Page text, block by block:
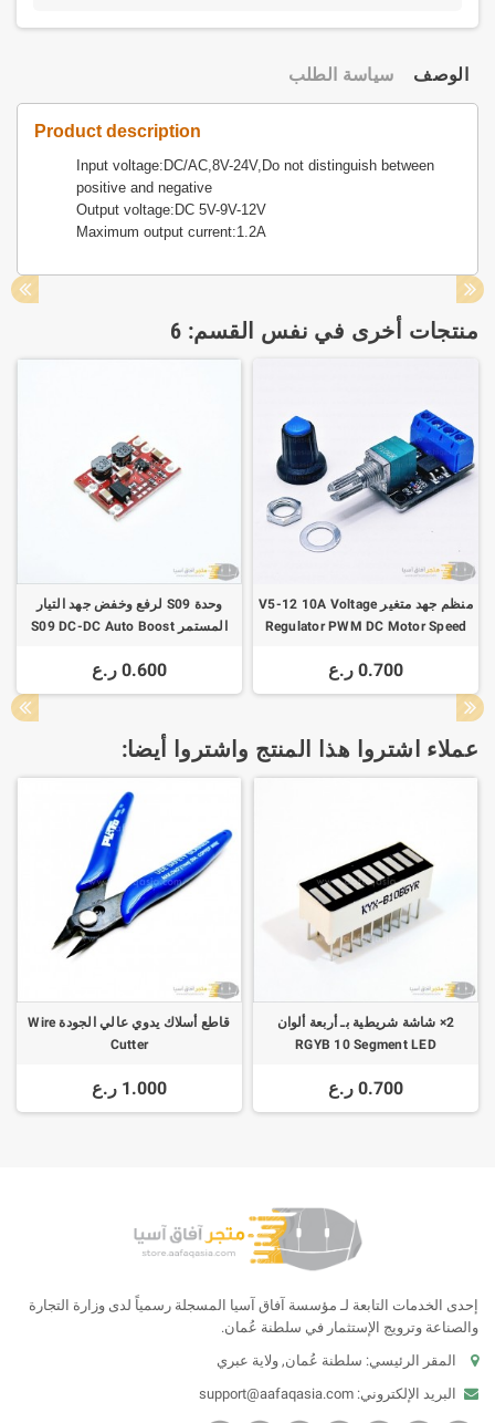
الوصف سياسة الطلب
Product description
Input voltage:DC/AC,8V-24V,Do not distinguish between
positive and negative
Output voltage:DC 5V-9V-12V
Maximum output current:1.2A
منتجات أخرى في نفس القسم: 6
منظم جهد متغير V5-12 10A Voltage
Regulator PWM DC Motor Speed
0.700 ر.ع
وحدة S09 لرفع وخفض جهد التيار
المستمر S09 DC-DC Auto Boost
0.600 ر.ع
عملاء اشتروا هذا المنتج واشتروا أيضا:
2× شاشة شريطية بـ أربعة ألوان
RGYB 10 Segment LED
0.700 ر.ع
قاطع أسلاك يدوي عالي الجودة Wire
Cutter
1.000 ر.ع
إحدى الخدمات التابعة لـ مؤسسة آفاق آسيا المسجلة رسمياً لدى وزارة التجارة
والصناعة وترويج الإستثمار في سلطنة عُمان.
المقر الرئيسي: سلطنة عُمان, ولاية عبري
البريد الإلكتروني: support@aafaqasia.com